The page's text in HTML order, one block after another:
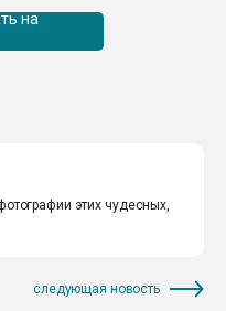
на
этих чудесных,
следующая новость